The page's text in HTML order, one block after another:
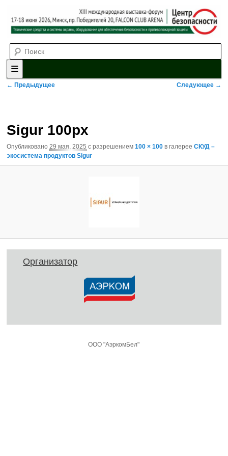
XII международная выставка-
форум «Центр безопасности»
систем охраны, оборудования для обеспечения безопасности и
противопожарной защиты. 4-5 июня 2025, Минск, пр. Победителей,
20
Главное меню
Перейти к основному содержимому
Перейти к дополнительному содержимому
Навигация по изображениям
← Предыдущее Следующее →
Sigur 100px
Опубликовано 29 мая, 2025 с разрешением 100 × 100 в галерее СКУД –
экосистема продуктов Sigur
Организатор
ООО "АэркомБел"